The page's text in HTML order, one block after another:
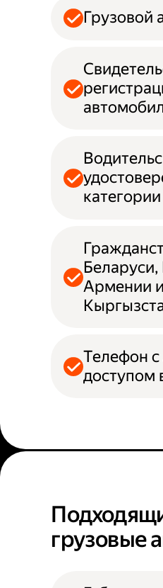
Грузовой
Беларуси,
Армении
Телефон
доступом
грузовые